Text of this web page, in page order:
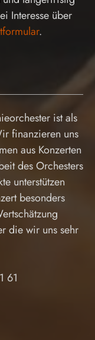
Interesse über
.
ist als
finanzieren uns
aus Konzerten
des Orchesters
unterstützen
besonders
die wir uns sehr
61